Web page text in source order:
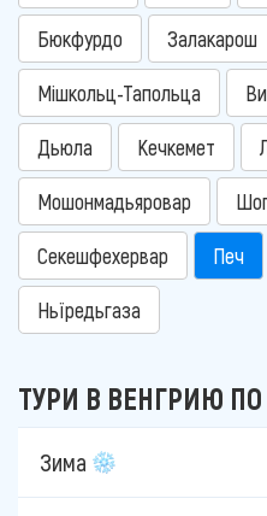
Бюкфурдо Залакарош
Мішкольц-Тапольца
Дьюла Кечкемет
Мошонмадьяровар
Секешфехервар Печ
Ньїредьгаза
ТУРИ В ВЕНГРИЮ
Зима